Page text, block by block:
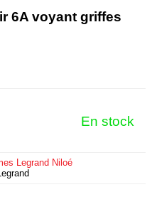
6A voyant griffes
En stock
Legrand Niloé